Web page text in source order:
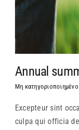
Annual
Μη κατηγοριοποιημένο
Excepteur sint
culpa qui officia